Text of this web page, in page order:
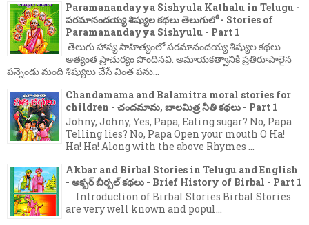
Paramanandayya Sishyula Kathalu in Telugu -
పరమానందయ్య శిష్యుల కథలు తెలుగులో - Stories of
Paramanandayya Sishyulu - Part 1
తెలుగు హాస్య సాహిత్యంలో పరమానందయ్య శిష్యుల కథలు
అత్యంత ప్రాచుర్యం పొందినవి. అమాయకత్వానికి ప్రతిరూపాలైన
పన్నెండు మంది శిష్యులు చేసే వింత పను...
Chandamama and Balamitra moral stories for
children - చందమామ, బాలమిత్ర నీతి కథలు - Part 1
Johny, Johny, Yes, Papa, Eating sugar? No, Papa
Telling lies? No, Papa Open your mouth O Ha!
Ha! Ha! Along with the above Rhymes ...
Akbar and Birbal Stories in Telugu and English
- అక్బర్ బీర్బల్ కథలు - Brief History of Birbal - Part 1
Introduction of Birbal Stories Birbal Stories
are very well known and popul...